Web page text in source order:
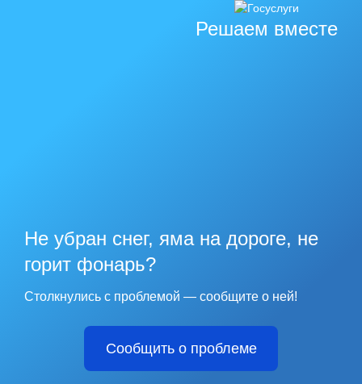
Решаем вместе
Не убран снег, яма на дороге, не
горит фонарь?
Столкнулись с проблемой — сообщите о ней!
Сообщить о проблеме